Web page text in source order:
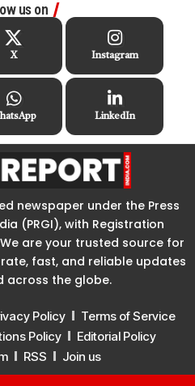
us on
X Instagram
LinkedIn
newspaper under the Press
(PRGI), with Registration
We are your trusted source for
fast, and reliable updates
across the globe.
Policy
Terms of Service
Policy
Editorial Policy
RSS Join us